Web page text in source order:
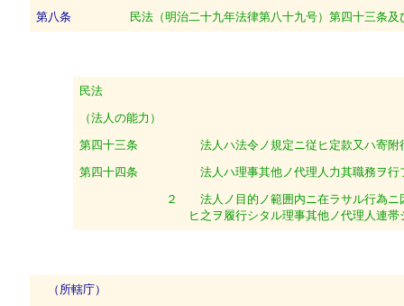
第八条
民法（明治二十九年法律第八十九号）第四十三条及
民法
（法人の能力）
第四十三条
法人ハ法令ノ規定ニ従ヒ定款又ハ寄附
第四十四条
法人ハ理事其他ノ代理人力其職務ヲ行
２
法人ノ目的ノ範囲内ニ在ラサル行為ニ
ヒ之ヲ履行シタル理事其他ノ代理人連
（所轄庁）